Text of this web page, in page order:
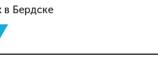
в Бердске